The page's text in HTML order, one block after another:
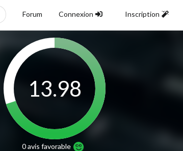
Forum Connexion Inscription
13.98
0 avisfavorable